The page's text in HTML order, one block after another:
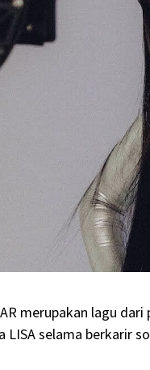
merupakan lagu
LISA selama berkarir